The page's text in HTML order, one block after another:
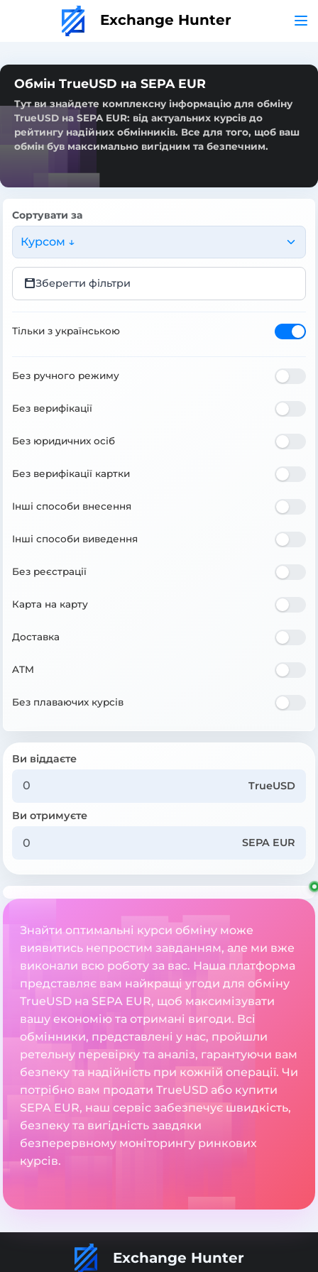
Exchange Hunter
Обмін TrueUSD на SEPA EUR
Тут ви знайдете комплексну інформацію для обміну
TrueUSD на SEPA EUR: від актуальних курсів до
рейтингу надійних обмінників. Все для того, щоб ваш
обмін був максимально вигідним та безпечним.
Сортувати за
Курсом ↓
Зберегти фільтри
Тільки з українською
Без ручного режиму
Без верифікації
Без юридичних осіб
Без верифікації картки
Інші способи внесення
Інші способи виведення
Без реєстрації
Карта на карту
Доставка
ATM
Без плаваючих курсів
Ви віддаєте
TrueUSD
Ви отримуєте
SEPA EUR
Знайти оптимальні курси обміну може
виявитись непростим завданням, але ми вже
виконали всю роботу за вас. Наша платформа
представляє вам найкращі угоди для обміну
TrueUSD на SEPA EUR, щоб максимізувати
вашу економію та отримані вигоди. Всі
обмінники, представлені у нас, пройшли
ретельну перевірку та аналіз, гарантуючи вам
безпеку та надійність при кожній операції. Чи
потрібно вам продати TrueUSD або купити
SEPA EUR, наш сервіс забезпечує швидкість,
безпеку та вигідність завдяки
безперервному моніторингу ринкових
курсів.
Exchange Hunter